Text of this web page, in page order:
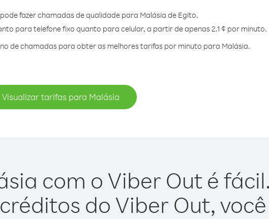
fazer chamadas de qualidade para Malásia de Egito.
para telefone fixo quanto para celular, a partir de apenas 2.1 ¢ por minuto.
de chamadas para obter as melhores tarifas por minuto para Malásia.
Visualizar tarifas para Malásia
com o Viber Out é
do Viber Out,